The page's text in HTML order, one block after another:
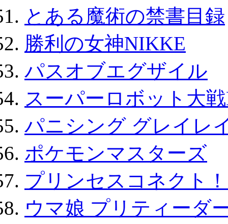
とある魔術の禁書目録
勝利の女神NIKKE
パスオブエグザイル
スーパーロボット大
パニシング グレイレ
ポケモンマスターズ
プリンセスコネクト
ウマ娘 プリティーダ